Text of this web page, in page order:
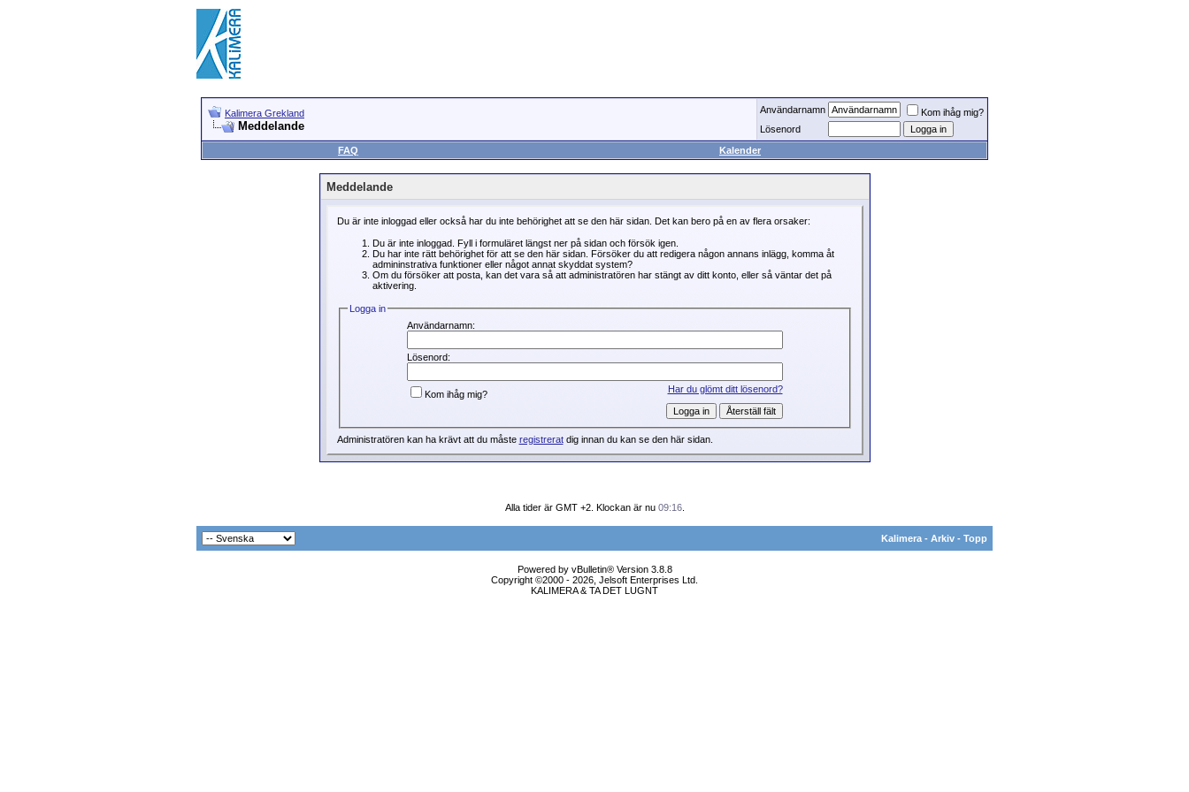
Kalimera Grekland
Meddelande
Användarnamn
Kom ihåg mig?
Lösenord
FAQ
Kalender
Meddelande
Du är inte inloggad eller också har du inte behörighet att se den här sidan. Det kan bero på en av flera orsaker:
Du är inte inloggad. Fyll i formuläret längst ner på sidan och försök igen.
Du har inte rätt behörighet för att se den här sidan. Försöker du att redigera någon annans inlägg, komma åt
admininstrativa funktioner eller något annat skyddat system?
Om du försöker att posta, kan det vara så att administratören har stängt av ditt konto, eller så väntar det på
aktivering.
Logga in
Användarnamn:
Lösenord:
Har du glömt ditt lösenord?
Kom ihåg mig?
Administratören kan ha krävt att du måste registreratdig innan du kan se den här sidan.
Alla tider är GMT +2. Klockan är nu 09:16.
Kalimera - Arkiv - Topp
Powered by vBulletin® Version 3.8.8
Copyright ©2000 - 2026, Jelsoft Enterprises Ltd.
KALIMERA & TA DET LUGNT